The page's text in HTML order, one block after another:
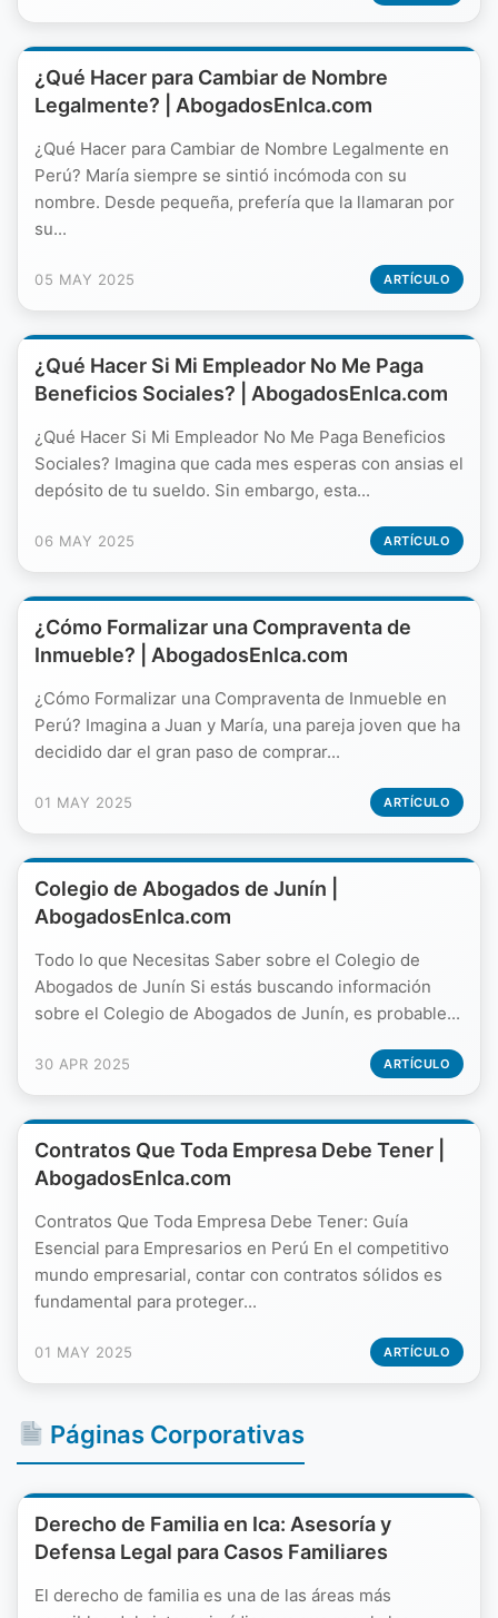
¿Qué Hacer para Cambiar de Nombre
Legalmente? | AbogadosEnIca.com
¿Qué Hacer para Cambiar de Nombre Legalmente en
Perú? María siempre se sintió incómoda con su
nombre. Desde pequeña, prefería que la llamaran por
su...
05 MAY 2025 ARTÍCULO
¿Qué Hacer Si Mi Empleador No Me Paga
Beneficios Sociales? | AbogadosEnIca.com
¿Qué Hacer Si Mi Empleador No Me Paga Beneficios
Sociales? Imagina que cada mes esperas con ansias el
depósito de tu sueldo. Sin embargo, esta...
06 MAY 2025 ARTÍCULO
¿Cómo Formalizar una Compraventa de
Inmueble? | AbogadosEnIca.com
¿Cómo Formalizar una Compraventa de Inmueble en
Perú? Imagina a Juan y María, una pareja joven que ha
decidido dar el gran paso de comprar...
01 MAY 2025 ARTÍCULO
Colegio de Abogados de Junín |
AbogadosEnIca.com
Todo lo que Necesitas Saber sobre el Colegio de
Abogados de Junín Si estás buscando información
sobre el Colegio de Abogados de Junín, es probable...
30 APR 2025 ARTÍCULO
Contratos Que Toda Empresa Debe Tener |
AbogadosEnIca.com
Contratos Que Toda Empresa Debe Tener: Guía
Esencial para Empresarios en Perú En el competitivo
mundo empresarial, contar con contratos sólidos es
fundamental para proteger...
01 MAY 2025 ARTÍCULO
Páginas Corporativas
Derecho de Familia en Ica: Asesoría y
Defensa Legal para Casos Familiares
El derecho de familia es una de las áreas más